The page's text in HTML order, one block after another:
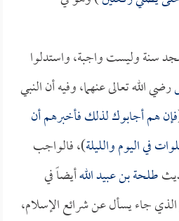
سنة وليست واجبة، واستدلوا
رضي الله تعالى عنهما، وفيه أن النبي
فإن هم أجابوك لذلك فأخبرهم أن
في اليوم والليلة)، فالواجب
طلحة بن عبيد اللهأيضاً في
جاء يسأل عن شرائع الإسلام،